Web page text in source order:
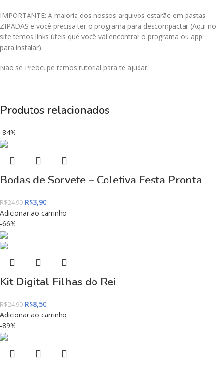
IMPORTANTE: A maioria dos nossos arquivos estarão em pastas
ZIPADAS e você precisa ter o programa para descompactar (Aqui no
site temos links úteis que você vai encontrar o programa ou app
para instalar).
Não se Preocupe temos tutorial para te ajudar.
Produtos relacionados
-84%
Bodas de Sorvete – Coletiva Festa Pronta
R$24,90 R$3,90
Adicionar ao carrinho
-66%
Kit Digital Filhas do Rei
R$24,90 R$8,50
Adicionar ao carrinho
-89%